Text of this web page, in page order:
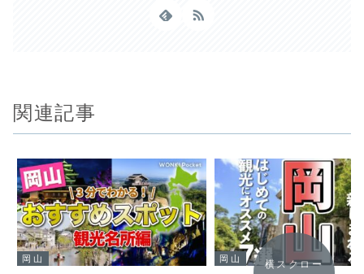
関連記事
岡山 岡山
横スクロー